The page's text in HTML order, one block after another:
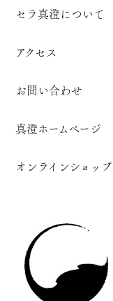
セラ真澄について
アクセス
お問い合わせ
真澄ホームページ
オンラインショップ